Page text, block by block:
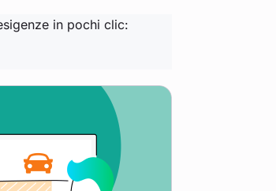
in pochi clic: